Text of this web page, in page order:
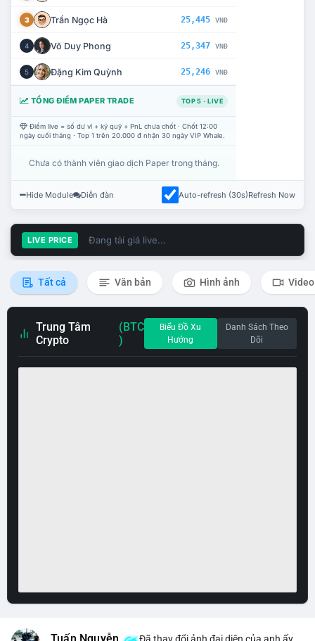
3 Trần Ngọc Hà 25,445 VNĐ
4 Võ Duy Phong 25,347 VNĐ
5 Đặng Kim Quỳnh 25,246 VNĐ
TỔNG ĐIỂM PAPER TRADE TOP 5 · LIVE
Điểm live = số dư ví + ký quỹ + PnL chưa chốt · Chốt 12:00
ngày cuối tháng · Top 1 trên 20.000 đ nhận 30 ngày VIP Whale.
Chưa có thành viên giao dịch Paper trong tháng.
Hide Module Diễn đàn Auto-refresh (30s)Refresh Now
LIVE PRICE Đang tải giá live...
Tất cả Văn bản Hình ảnh Video
Trung Tâm
Crypto
(BTC
)
Biểu Đồ Xu
Hướng
Danh Sách Theo
Dõi